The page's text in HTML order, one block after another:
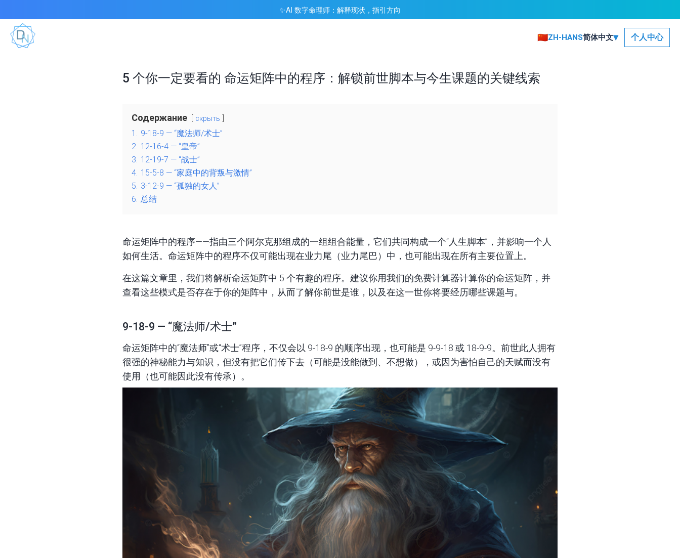
🇨🇳ZH-HANS简体中文▾ 个人中心
5 个你一定要看的 命运矩阵中的程序：解锁前世脚本与今生课题的关键线索
Содержание скрыть
1. 9-18-9 — “魔法师/术士”
2. 12-16-4 — “皇帝”
3. 12-19-7 — “战士”
4. 15-5-8 — “家庭中的背叛与激情”
5. 3-12-9 — “孤独的女人”
6. 总结
命运矩阵中的程序——指由三个阿尔克那组成的一组组合能量，它们共同构成一个“人生脚本”，并影响一个人
如何生活。命运矩阵中的程序不仅可能出现在业力尾（业力尾巴）中，也可能出现在所有主要位置上。
在这篇文章里，我们将解析命运矩阵中 5 个有趣的程序。建议你用我们的免费计算器计算你的命运矩阵，并
查看这些模式是否存在于你的矩阵中，从而了解你前世是谁，以及在这一世你将要经历哪些课题与。
9-18-9 — “魔法师/术士”
命运矩阵中的“魔法师”或“术士”程序，不仅会以 9-18-9 的顺序出现，也可能是 9-9-18 或 18-9-9。前世此人拥有
很强的神秘能力与知识，但没有把它们传下去（可能是没能做到、不想做），或因为害怕自己的天赋而没有
使用（也可能因此没有传承）。
✨AI 数字命理师：解释现状，指引方向